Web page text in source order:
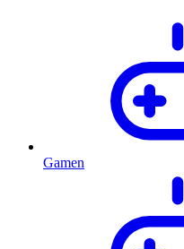
Gamen